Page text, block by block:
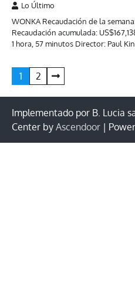
Lo Último
WONKA Recaudación de la
Recaudación acumulada:
1 hora, 57 minutos Director: Paul
Paginación
de
entradas
1 2
Implementado por B. Lucia
Center by Ascendoor |